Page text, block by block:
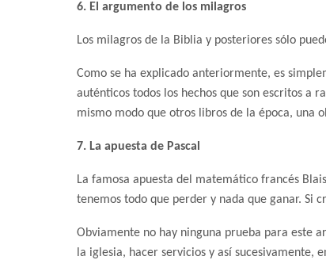
6. El argumento de los milagros
Los milagros de la Biblia y posteriores sólo
Como se ha explicado anteriormente, es
auténticos todos los hechos que son escritos a
mismo modo que otros libros de la época, una
7. La apuesta de Pascal
La famosa apuesta del matemático francés
tenemos todo que perder y nada que ganar. Si
Obviamente no hay ninguna prueba para este
la iglesia, hacer servicios y así sucesivamente,